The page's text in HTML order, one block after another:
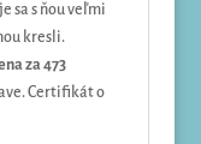
sa s ňou veľmi
kresli.
za 473
Certifikát o